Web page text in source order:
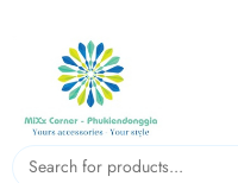
content